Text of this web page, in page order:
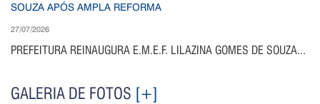
27/07/2026
PREFEITURA REINAUGURA E.M.E.F. LILAZINA GOMES DE SOUZA...
GALERIA DE FOTOS [+]